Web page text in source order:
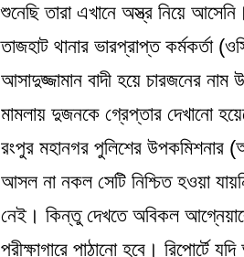
শুনেছি তারা এখানে অস্ত্র নিয়ে আসেনি।
তাজহাট থানার ভারপ্রাপ্ত কর্মকর্তা
আসাদুজ্জামান বাদী হয়ে চারজনের
মামলায় দুজনকে গ্রেপ্তার দেখানো
রংপুর মহানগর পুলিশের উপকমিশনার
আসল না নকল সেটি নিশ্চিত হওয়া
নেই। কিন্তু দেখতে অবিকল
পরীক্ষাগারে পাঠানো হবে। রিপোর্টে